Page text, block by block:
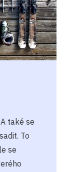
také se
To
se